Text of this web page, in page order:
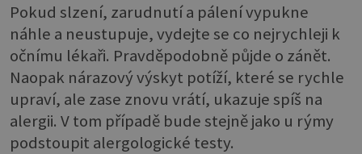
Pokud slzení, zarudnutí a pálení vypukne
náhle a neustupuje, vydejte se co nejrychleji k
očnímu lékaři. Pravděpodobně půjde o zánět.
Naopak nárazový výskyt potíží, které se rychle
upraví, ale zase znovu vrátí, ukazuje spíš na
alergii. V tom případě bude stejně jako u rýmy
podstoupit alergologické testy.